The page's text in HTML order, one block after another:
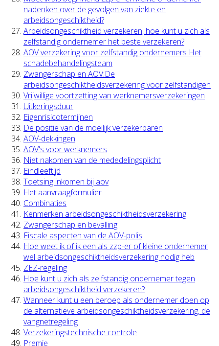
nadenken over de gevolgen van ziekte en
arbeidsongeschiktheid?
Arbeidsongeschiktheid verzekeren, hoe kunt u zich als
zelfstandig ondernemer het beste verzekeren?
AOV verzekering voor zelfstandig ondernemers Het
schadebehandelingsteam
Zwangerschap en AOV:De
arbeidsongeschiktheidsverzekering voor zelfstandigen
Vrijwillige voortzetting van werknemersverzekeringen
Uitkeringsduur
Eigenrisicotermijnen
De positie van de moeilijk verzekerbaren
AOV-dekkingen
AOV's voor werknemers
Niet nakomen van de mededelingsplicht
Eindleeftijd
Toetsing inkomen bij aov
Het aanvraagformulier
Combinaties
Kenmerken arbeidsongeschiktheidsverzekering
Zwangerschap en bevalling
Fiscale aspecten van de AOV-polis
Hoe weet ik of ik een als zzp-er of kleine ondernemer
wel arbeidsongeschiktheidsverzekering nodig heb
ZEZ-regeling
Hoe kunt u zich als zelfstandig ondernemer tegen
arbeidsongeschiktheid verzekeren?
Wanneer kunt u een beroep als ondernemer doen op
de alternatieve arbeidsongeschiktheidsverzekering, de
vangnetregeling
Verzekeringstechnische controle
Premie